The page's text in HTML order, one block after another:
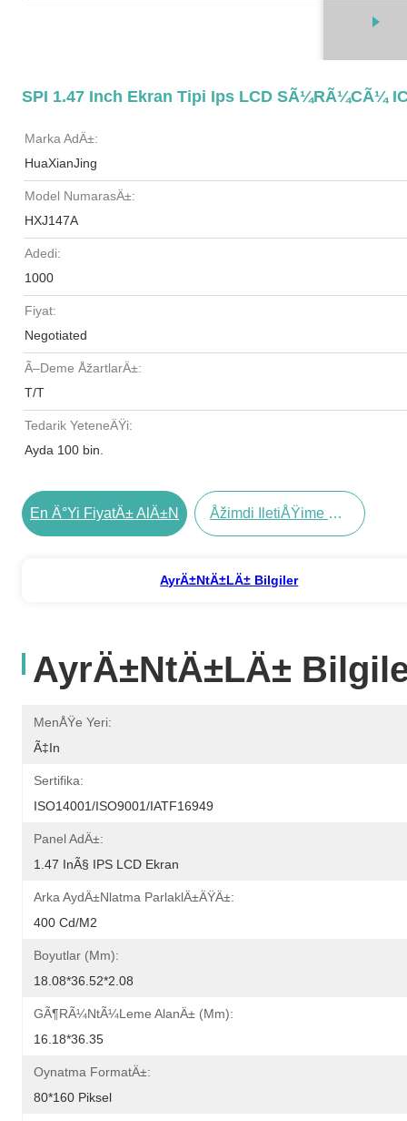
SPI 1.47 Inch Ekran Tipi Ips LCD SÃ¼rÃ¼cÃ¼
Marka AdÄ±:
HuaXianJing
Model NumarasÄ±:
HXJ147A
Adedi:
1000
Fiyat:
Negotiated
Ã–Deme ÅžartlarÄ±:
T/T
Tedarik YeteneÄŸi:
Ayda 100 bin.
En Ä°yi FiyatÄ± AlÄ±n Åžimdi IletiÅŸime GeÃ§in
AyrÄ±ntÄ±lÄ± Bilgiler
AyrÄ±ntÄ±lÄ±
MenÅŸe Yeri:
Ã‡in
Sertifika:
ISO14001/ISO9001/IATF16949
Panel AdÄ±:
1.47 InÃ§ IPS LCD Ekran
Arka AydÄ±nlatma ParlaklÄ±ÄŸÄ±:
400 Cd/m2
Boyutlar (mm):
18.08*36.52*2.08
GÃ¶rÃ¼ntÃ¼leme AlanÄ± (mm):
16.18*36.35
Oynatma FormatÄ±:
80*160 Piksel